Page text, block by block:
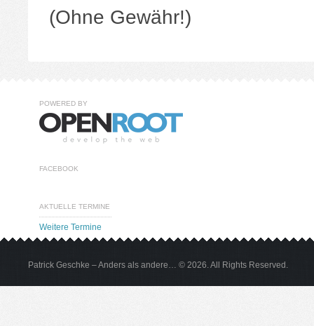
(Ohne Gewähr!)
POWERED BY
FACEBOOK
AKTUELLE TERMINE
Weitere Termine
Patrick Geschke – Anders als andere… © 2026. All Rights Reserved.